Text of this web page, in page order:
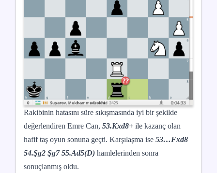
Rakibinin hatasını süre sıkışmasında iyi bir şekilde
değerlendiren Emre Can, 53.Kxd8+ ile kazanç olan
hafif taş oyun sonuna geçti. Karşılaşma ise 53…Fxd8
54.Şg2 Şg7 55.Ad5(D) hamlelerinden sonra
sonuçlanmış oldu.